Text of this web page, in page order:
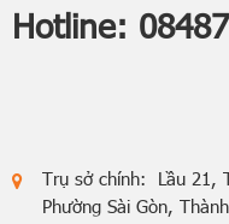
Hotline:
Trụ sở chính: Lầu 21,
Phường Sài Gòn,